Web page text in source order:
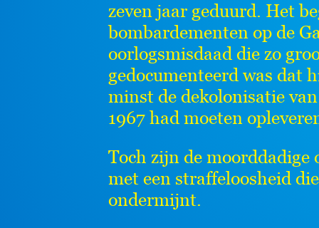
zeven jaar geduurd. Het
bombardementen op de
oorlogsmisdaad die zo
gedocumenteerd was dat
minst de dekolonisatie
1967 had moeten
Toch zijn de moorddadige
met een straffeloosheid
ondermijnt.